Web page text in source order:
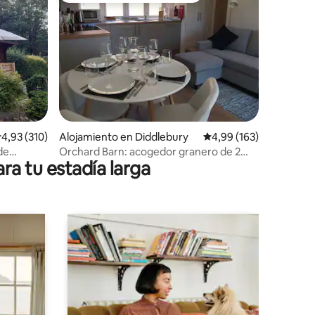
promedio: 4,93 de 5. 310 evaluaciones
4,93 (310)
Alojamiento en Diddlebury Calificación promedio:
4,99 (163)
Orchard Barn: acogedor granero de 2
dormitorios con espacio al aire libre.
tu estadía larga